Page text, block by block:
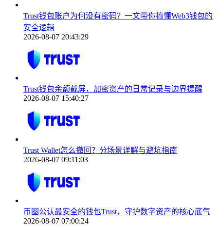
Trust钱包账户为何没有密码？一文带你搞懂Web3钱包的
安全逻辑
2026-08-07 20:43:29
Trust钱包余额截屏，加密资产的日常记录与边界提醒
2026-08-07 15:40:27
Trust Wallet怎么撤回？分场景详解与避坑指南
2026-08-07 09:11:03
币圈公认最安全的钱包Trust，守护数字资产的核心底气
2026-08-07 07:00:24